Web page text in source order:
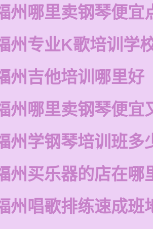
州哪里卖钢琴便宜
州专业K歌培训学
州吉他培训哪里好
州哪里卖钢琴便宜
州学钢琴培训班多
州买乐器的店在哪
州唱歌排练速成班